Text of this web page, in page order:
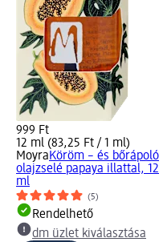
999 Ft
12 ml (83,25 Ft / 1 ml)
MoyraKöröm – és bőrápoló
olajzselé papaya illattal, 12
ml
(5)
Rendelhető
dm üzlet kiválasztása